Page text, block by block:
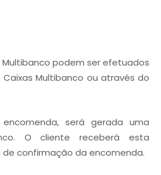
podem ser efetuados
Multibanco ou através do
será gerada uma
O cliente receberá esta
confirmação da encomenda.